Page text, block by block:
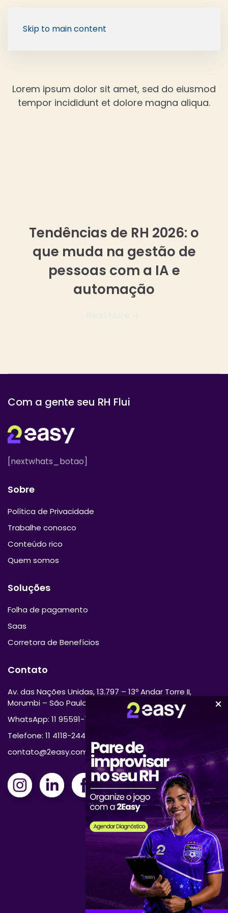
Skip to main content
Lorem ipsum dolor sit amet, sed do eiusmod
tempor incididunt et dolore magna aliqua.
Tendências de RH 2026: o
que muda na gestão de
pessoas com a IA e
automação
Com a gente seu RH Flui
[nextwhats_botao]
Sobre
Política de Privacidade
Trabalhe conosco
Conteúdo rico
Quem somos
Soluções
Folha de pagamento
Saas
Corretora de Benefícios
Contato
Av. das Nações Unidas, 13.797 – 13º Andar Torre II,
Morumbi – São Paulo/SP 04794-000
WhatsApp: 11 95591-7870
Telefone: 11 4118-2444
contato@2easy.com.br